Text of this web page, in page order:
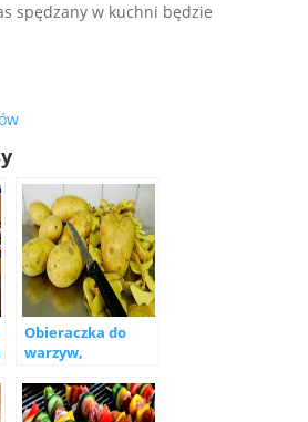
spędzany w kuchni będzie
Obieraczka do
warzyw,
ziemniaków